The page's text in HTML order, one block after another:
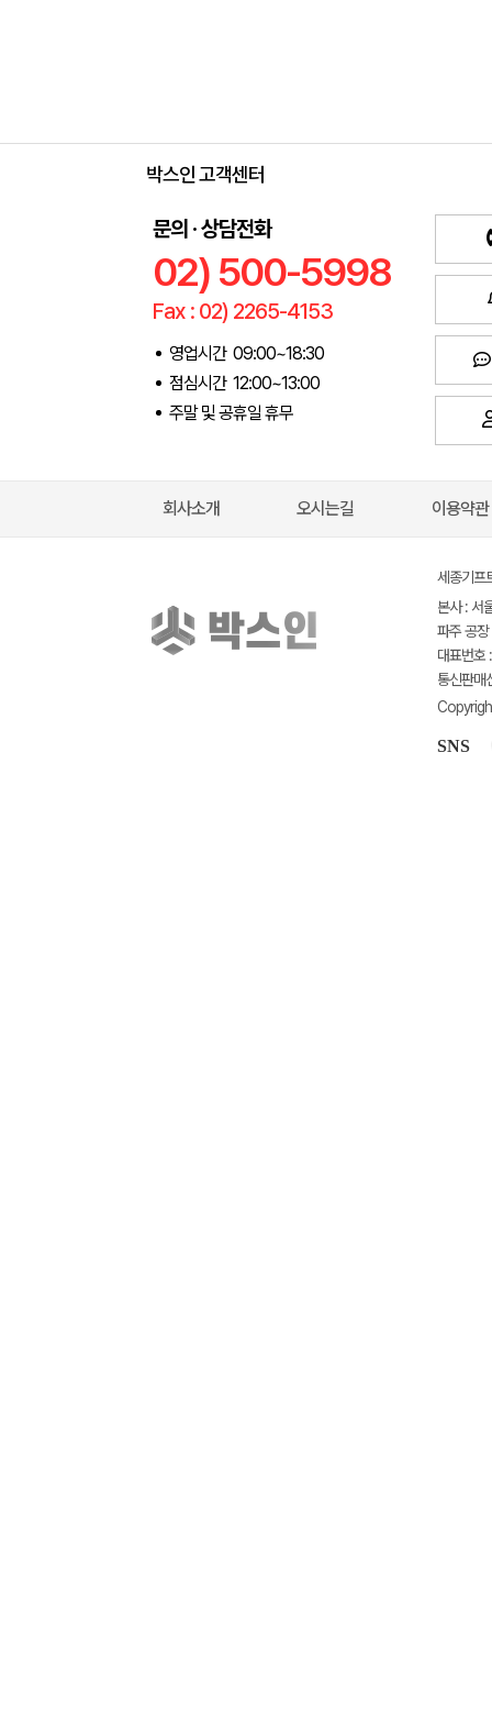
박스인 고객센터
문의 · 상담전화
02) 500-5998
Fax : 02) 2265-4153
영업시간 09:00~18:30
점심시간 12:00~13:00
주말 및 공휴일 휴무
회사소개 오시는길 이용약관
세종기
본사 : 서
파주 공
대표번
통신판
SNS